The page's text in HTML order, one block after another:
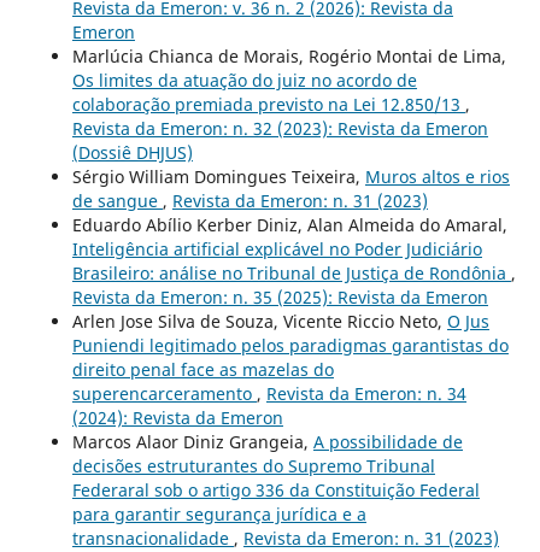
Revista da Emeron: v. 36 n. 2 (2026): Revista da
Emeron
Marlúcia Chianca de Morais, Rogério Montai de Lima,
Os limites da atuação do juiz no acordo de
colaboração premiada previsto na Lei 12.850/13 ,
Revista da Emeron: n. 32 (2023): Revista da Emeron
(Dossiê DHJUS)
Sérgio William Domingues Teixeira, Muros altos e rios
de sangue , Revista da Emeron: n. 31 (2023)
Eduardo Abílio Kerber Diniz, Alan Almeida do Amaral,
Inteligência artificial explicável no Poder Judiciário
Brasileiro: análise no Tribunal de Justiça de Rondônia ,
Revista da Emeron: n. 35 (2025): Revista da Emeron
Arlen Jose Silva de Souza, Vicente Riccio Neto, O Jus
Puniendi legitimado pelos paradigmas garantistas do
direito penal face as mazelas do
superencarceramento , Revista da Emeron: n. 34
(2024): Revista da Emeron
Marcos Alaor Diniz Grangeia, A possibilidade de
decisões estruturantes do Supremo Tribunal
Federaral sob o artigo 336 da Constituição Federal
para garantir segurança jurídica e a
transnacionalidade , Revista da Emeron: n. 31 (2023)